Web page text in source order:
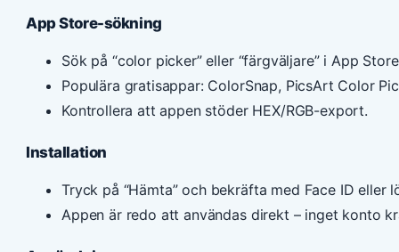
App Store-sökning
Sök på “color picker” eller “färgväljare” i App
Populära gratisappar: ColorSnap, PicsArt Color
Kontrollera att appen stöder HEX/RGB-export.
Installation
Tryck på “Hämta” och bekräfta med Face ID eller
Appen är redo att användas direkt – inget konto